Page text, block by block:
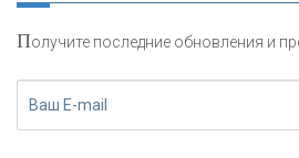
Получите последние обновления и